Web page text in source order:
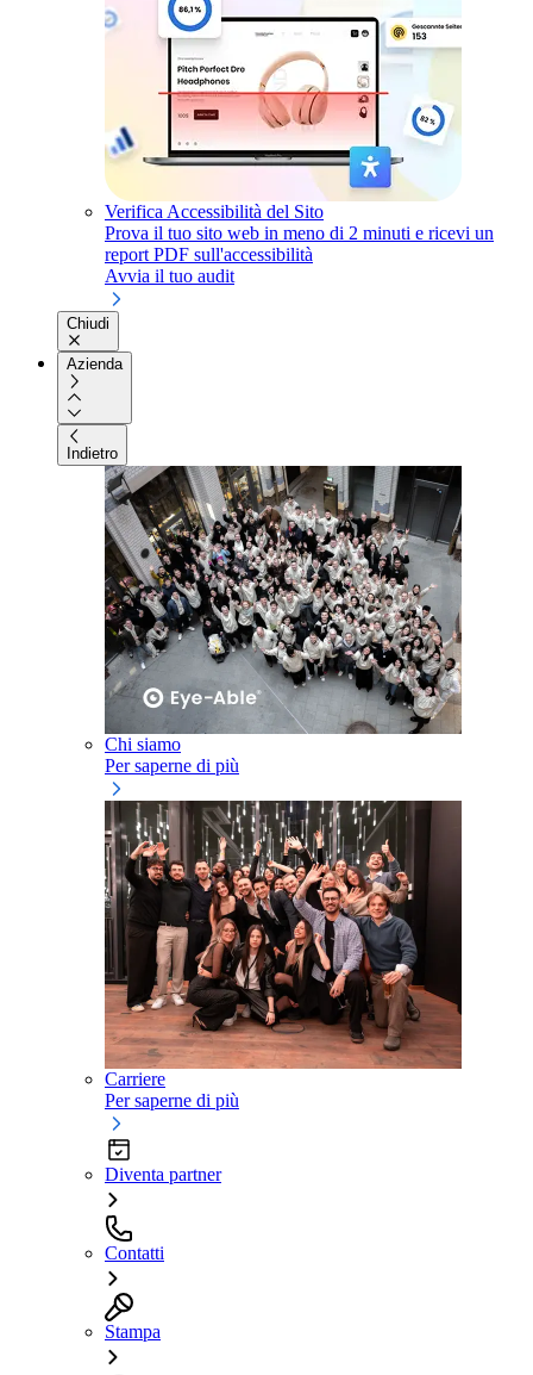
Verifica Accessibilità del Sito
Prova il tuo sito web in meno di 2 minuti e ricevi un
report PDF sull'accessibilità
Avvia il tuo audit
Chiudi
Azienda
Indietro
Chi siamo
Per saperne di più
Carriere
Per saperne di più
Diventa partner
Contatti
Stampa